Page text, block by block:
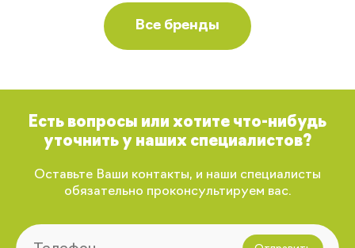
Все бренды
Есть вопросы или хотите что-нибудь
уточнить у наших специалистов?
Оставьте Ваши контакты, и наши специалисты
обязательно проконсультируем вас.